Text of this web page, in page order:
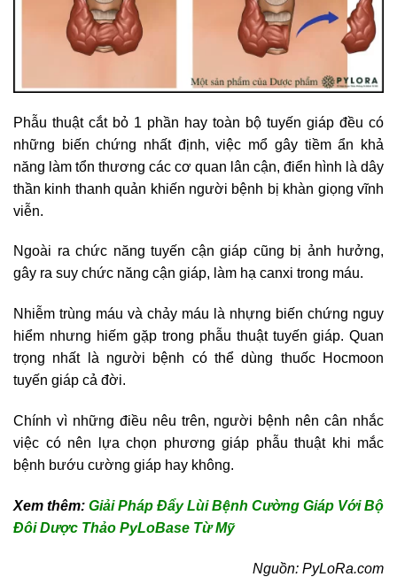
Phẫu thuật cắt bỏ 1 phần hay toàn bộ tuyến giáp đều có
những biến chứng nhất định, việc mổ gây tiềm ẩn khả
năng làm tổn thương các cơ quan lân cận, điển hình là dây
thần kinh thanh quản khiến người bệnh bị khàn giọng vĩnh
viễn.
Ngoài ra chức năng tuyến cận giáp cũng bị ảnh hưởng,
gây ra suy chức năng cận giáp, làm hạ canxi trong máu.
Nhiễm trùng máu và chảy máu là nhựng biến chứng nguy
hiểm nhưng hiếm gặp trong phẫu thuật tuyến giáp. Quan
trọng nhất là người bệnh có thể dùng thuốc Hocmoon
tuyến giáp cả đời.
Chính vì những điều nêu trên, người bệnh nên cân nhắc
việc có nên lựa chọn phương giáp phẫu thuật khi mắc
bệnh bướu cường giáp hay không.
Xem thêm: Giải Pháp Đẩy Lùi Bệnh Cường Giáp Với Bộ
Đôi Dược Thảo PyLoBase Từ Mỹ
Nguồn: PyLoRa.com